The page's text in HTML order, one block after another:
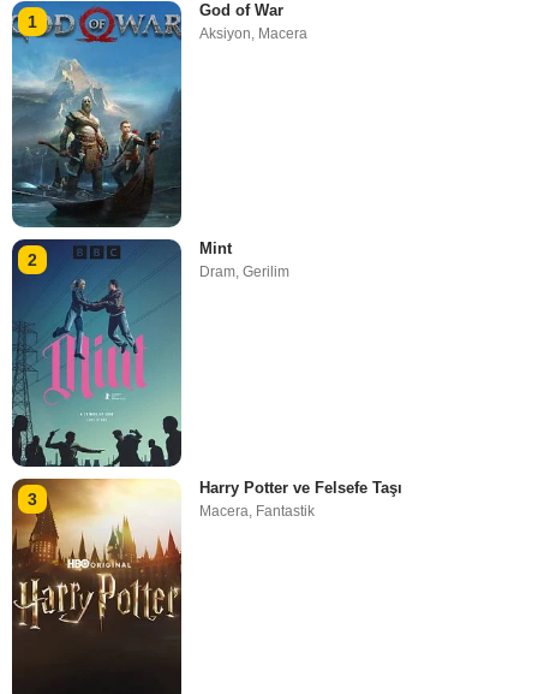
1
God of War
Aksiyon, Macera
2
Mint
Dram,Gerilim
3
Harry Potter ve Felsefe Taşı
Macera Fantastik